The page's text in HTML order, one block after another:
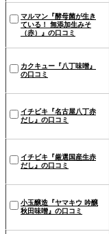
マルマン『酵母菌が生き
ている！ 無添加生みそ
（赤）』の口コミ
カクキュー『八丁味噌』
の口コミ
イチビキ『名古屋八丁赤
だし』の口コミ
イチビキ『厳選国産生赤
だし』の口コミ
小玉醸造『ヤマキウ 吟醸
秋田味噌』の口コミ